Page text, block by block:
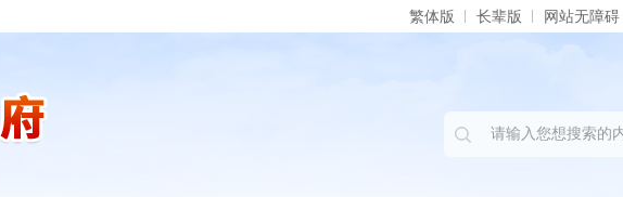
繁体版 长辈版 网站无障碍